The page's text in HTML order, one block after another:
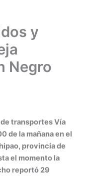
y
Negro
transportes Vía
de la mañana en el
provincia de
el momento la
reportó 29